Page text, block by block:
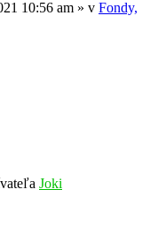
10:56 am » v Fondy,
Joki